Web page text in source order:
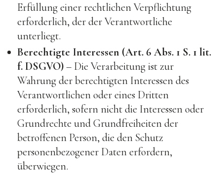
Erfüllung einer rechtlichen Verpflichtung
erforderlich, der der Verantwortliche
unterliegt.
Berechtigte Interessen (Art. 6 Abs. 1 S. 1 lit.
f. DSGVO)– Die Verarbeitung ist zur
Wahrung der berechtigten Interessen des
Verantwortlichen oder eines Dritten
erforderlich, sofern nicht die Interessen oder
Grundrechte und Grundfreiheiten der
betroffenen Person, die den Schutz
personenbezogener Daten erfordern,
überwiegen.